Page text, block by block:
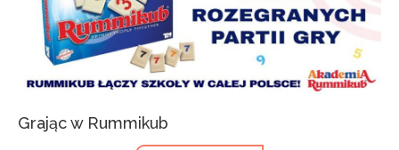
Grając w Rummikub